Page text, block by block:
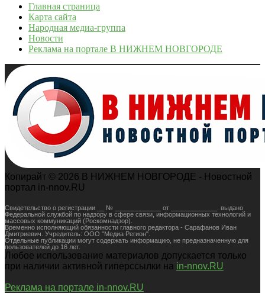
Главная страница
Карта сайта
Народная медиа-группа
Новости
Реклама на портале В НИЖНЕМ НОВГОРОДЕ
Копирайт © 2026 В НИЖНЕМ НОВГОРОДЕ - Новостной
портал in-nnov.RU
Свидетельство о регистрации __ № _____________ от _____________. выдано
Федеральной службой по надзору в сфере связи, информационных технологий и
массовых коммуникаций (Роскомнадзор).
Временно исполняющий обязанности главного редактора - Сарафанов Иван
Дмитриевич. Учредитель: ООО "Медиа Регион".
Отдельные публикации могут содержать информацию, не предназначенную для
пользователей до 16 лет.
Любое использование материалов допускается только
при наличии активной гиперссылки на in-nnov.RU
Реклама на портале in-nnov.RU